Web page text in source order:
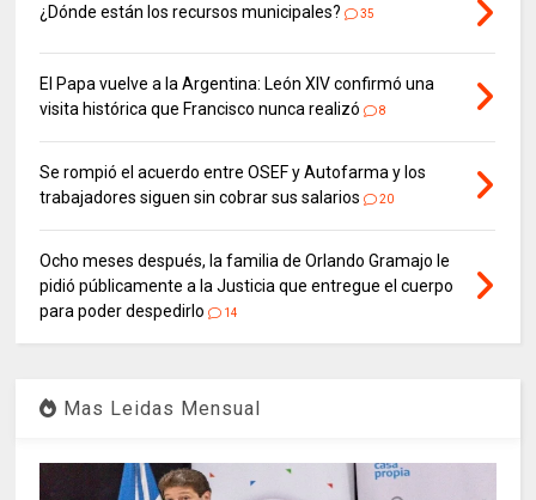
¿Dónde están los recursos municipales? 35
El Papa vuelve a la Argentina: León XIV confirmó una
visita histórica que Francisco nunca realizó
8
Se rompió el acuerdo entre OSEF y Autofarma y los
trabajadores siguen sin cobrar sus salarios
20
Ocho meses después, la familia de Orlando Gramajo le
pidió públicamente a la Justicia que entregue el cuerpo
para poder despedirlo
14
Mas Leidas Mensual